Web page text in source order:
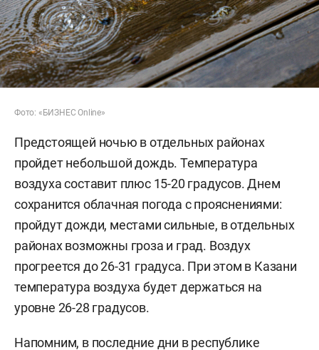
Фото: «БИЗНЕС Online»
Предстоящей ночью в отдельных районах
пройдет небольшой дождь. Температура
воздуха составит плюс 15-20 градусов. Днем
сохранится облачная погода с прояснениями:
пройдут дожди, местами сильные, в отдельных
районах возможны гроза и град. Воздух
прогреется до 26-31 градуса. При этом в Казани
температура воздуха будет держаться на
уровне 26-28 градусов.
Напомним, в последние дни в республике